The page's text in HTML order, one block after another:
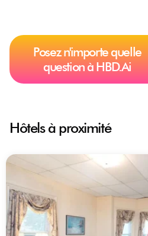
Posez n'importe quelle
question à HBD.Ai
Hôtels à proximité